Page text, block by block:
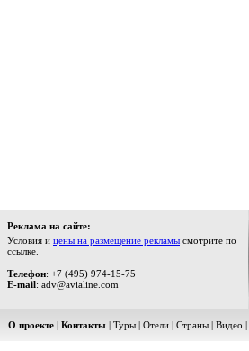
Реклама на сайте:
Условия и цены на размещение рекламы смотрите по
ссылке.
Телефон: +7 (495) 974-15-75
E-mail: adv@avialine.com
О проекте | Контакты | Туры | Отели | Страны | Видео |